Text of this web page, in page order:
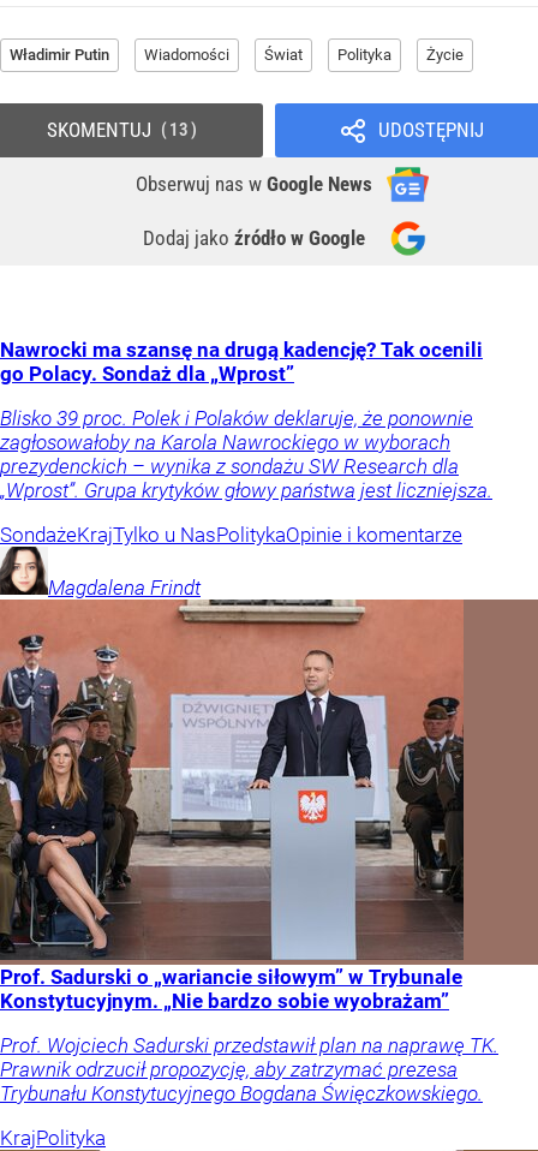
Władimir Putin Wiadomości Świat Polityka Życie
UDOSTĘPNIJ
Obserwuj nas w Google News
Dodaj jako źródło w Google
SKOMENTUJ 13
Nawrocki ma szansę na drugą kadencję? Tak ocenili
go Polacy. Sondaż dla „Wprost”
Blisko 39 proc. Polek i Polaków deklaruje, że ponownie
zagłosowałoby na Karola Nawrockiego w wyborach
prezydenckich – wynika z sondażu SW Research dla
„Wprost”. Grupa krytyków głowy państwa jest liczniejsza.
SondażeKrajTylko u NasPolitykaOpinie i komentarze
Magdalena Frindt
Prof. Sadurski o „wariancie siłowym” w Trybunale
Konstytucyjnym. „Nie bardzo sobie wyobrażam”
Prof. Wojciech Sadurski przedstawił plan na naprawę TK.
Prawnik odrzucił propozycję, aby zatrzymać prezesa
Trybunału Konstytucyjnego Bogdana Święczkowskiego.
KrajPolityka